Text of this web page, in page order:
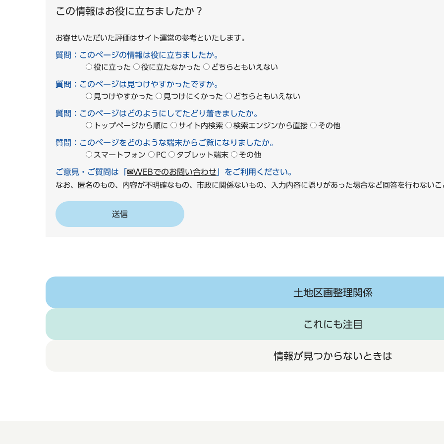
この情報はお役に立ちましたか？
お寄せいただいた評価はサイト運営の参考といたします。
質問：このページの情報は役に立ちましたか。
役に立った 役に立たなかった どちらともいえない
質問：このページは見つけやすかったですか。
見つけやすかった 見つけにくかった どちらともいえない
質問：このページはどのようにしてたどり着きましたか。
トップページから順に サイト内検索 検索エンジンから直接 その他
質問：このページをどのような端末からご覧になりましたか。
スマートフォン PC タブレット端末 その他
ご意見・ご質問は「 ✉WEBでのお問い合わせ 」をご利用ください。
なお、匿名のもの、内容が不明確なもの、市政に関係ないもの、入力内容に誤りがあった場合など回答を行わ
土地区画整理関係
これにも注目
情報が見つからないときは